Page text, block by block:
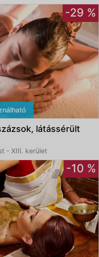
-29 %
látássérült
- XIII. kerület
-10 %